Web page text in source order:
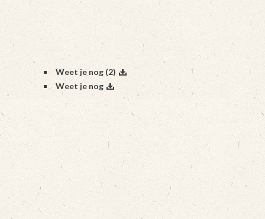
Weet je nog (2)
Weet je nog